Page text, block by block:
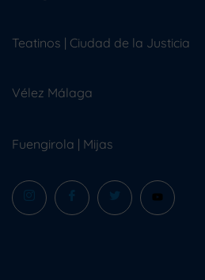
Teatinos | Ciudad de la Justicia
Vélez Málaga
Fuengirola | Mijas